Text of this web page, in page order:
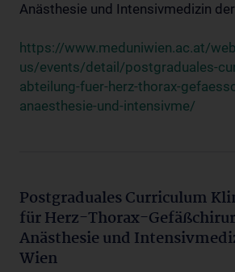
Anästhesie und Intensivmedizin
https://www.meduniwien.ac.at/
us/events/detail/postgraduales-
abteilung-fuer-herz-thorax-
anaesthesie-und-intensivme/
Postgraduales Curriculum
für Herz-Thorax-
Anästhesie und
Wien